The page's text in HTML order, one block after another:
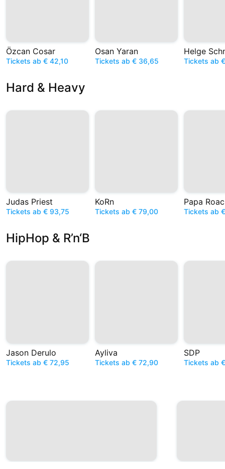
Özcan Cosar
Tickets ab € 42,10
Osan Yaran
Tickets ab € 36,65
Helge
Tickets ab
Hard & Heavy
Judas Priest
Tickets ab € 93,75
KoRn
Tickets ab € 79,00
Papa
Tickets ab
HipHop & R’n‘B
Jason Derulo
Tickets ab € 72,95
Ayliva
Tickets ab € 72,90
SDP
Tickets ab